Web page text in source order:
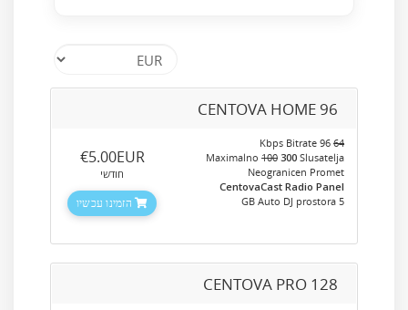
CENTOVA HOME 96
64
Maximalno 100 300 Slusatelja
Neogranicen Promet
CentovaCast Radio Panel
5 GB Auto DJ prostora
‎€5.00EUR
חודשי
הזמינו עכשיו
CENTOVA PRO 128